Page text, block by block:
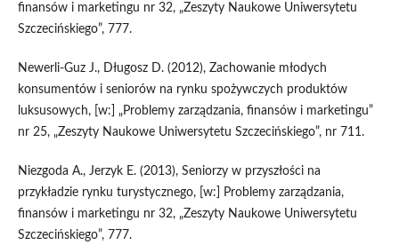
finansów i marketingu nr 32, „Zeszyty Naukowe Uniwersytetu
Szczecińskiego”, 777.
Newerli-Guz J., Długosz D. (2012), Zachowanie młodych
konsumentów i seniorów na rynku spożywczych produktów
luksusowych, [w:] „Problemy zarządzania, finansów i marketingu”
nr 25, „Zeszyty Naukowe Uniwersytetu Szczecińskiego”, nr 711.
Niezgoda A., Jerzyk E. (2013), Seniorzy w przyszłości na
przykładzie rynku turystycznego, [w:] Problemy zarządzania,
finansów i marketingu nr 32, „Zeszyty Naukowe Uniwersytetu
Szczecińskiego”, 777.